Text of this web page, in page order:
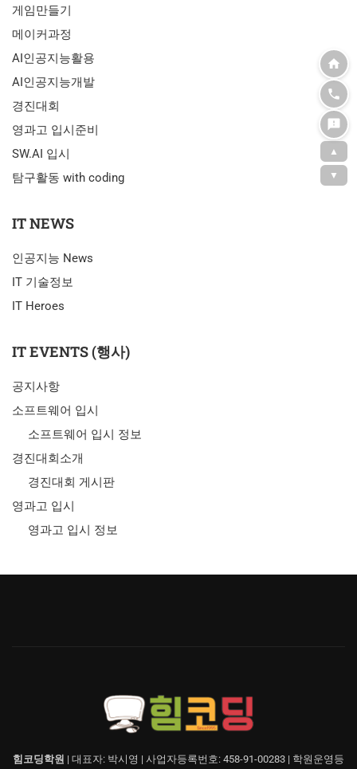
게임만들기
메이커과정
AI인공지능활용
AI인공지능개발
경진대회
영과고 입시준비
SW.AI 입시
탐구활동 with coding
IT NEWS
인공지능 News
IT 기술정보
IT Heroes
IT EVENTS (행사)
공지사항
소프트웨어 입시
소프트웨어 입시 정보
경진대회소개
경진대회 게시판
영과고 입시
영과고 입시 정보
힘코딩학원 | 대표자: 박시영 | 사업자등록번호: 458-91-00283 | 학원운영등
▲
▼